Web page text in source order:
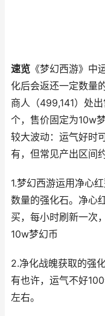
速览 《梦幻西游》中
化后会返还一定数量
商人（499,141）处
个，售价固定为10w
较大波动：运气好时
有，但常见产出区间
1.梦幻西游运用净心
数量的强化石。净心
买，每小时刷新一次
10w梦幻币
2.净化战魄获取的强
有也许，运气不好
左右。